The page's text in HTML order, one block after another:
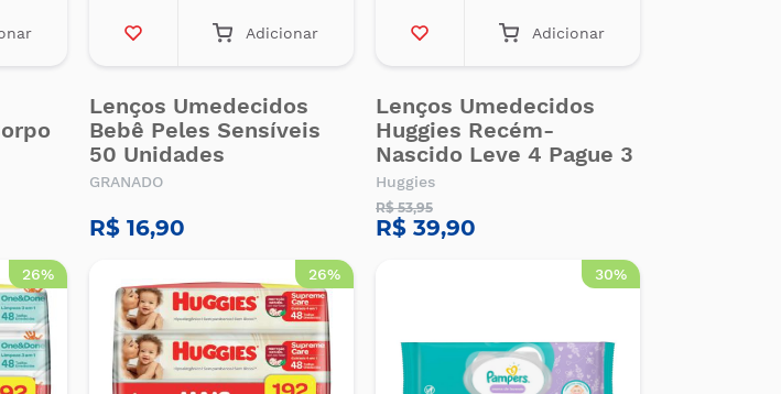
Adicionar
Lenços Umedecidos
Bebê Peles Sensíveis
50 Unidades
GRANADO
R$ 16,90
Adicionar
Lenços Umedecidos
Huggies Recém-
Nascido Leve 4 Pague 3
Huggies
R$ 53,95
R$ 39,90
26% 26% 30%